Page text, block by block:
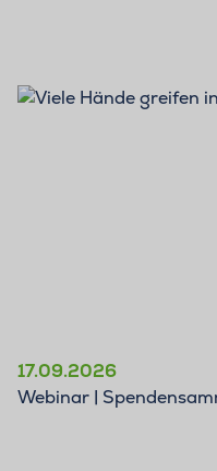
17.09.2026
Webinar |